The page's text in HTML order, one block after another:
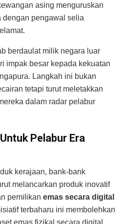
asing menguruskan
dengan pengawal selia
berdaulat milik negara luar
impak besar kepada kekuatan
Langkah ini bukan
tetapi turut meletakkan
dalam radar pelabur
Pelabur Era
kerajaan, bank-bank
melancarkan produk inovatif
pemilikan emas secara digital
terbaharu ini membolehkan
emas fizikal secara digital